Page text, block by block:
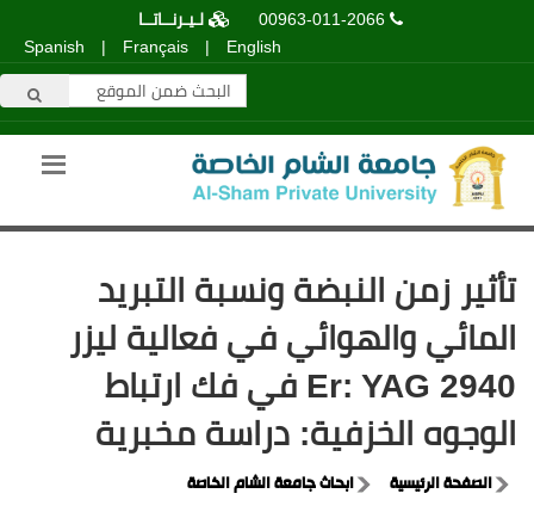
00963-011-2066
لـيـرنــاتــا
English
|
Français
|
Spanish
تأثير زمن النبضة ونسبة التبريد
المائي والهوائي في فعالية ليزر
Er: YAG 2940 في فك ارتباط
الوجوه الخزفية: دراسة مخبرية
الصفحة الرئيسية ابحاث جامعة الشام الخاصة